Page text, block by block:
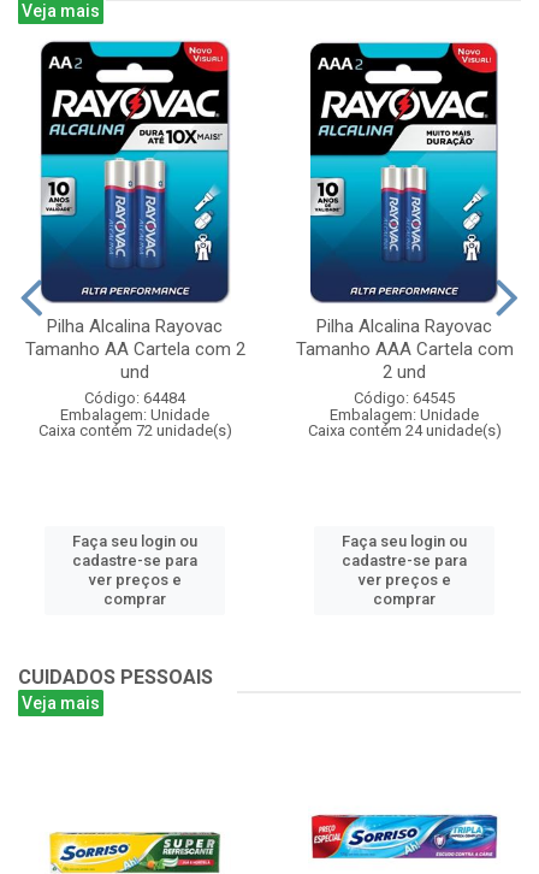
Veja mais
Pilha Alcalina Rayovac
Tamanho AA Cartela com 2
und
Código: 64484
Embalagem: Unidade
Caixa contém 72 unidade(s)
Faça seu login ou
cadastre-se para
ver preços e
comprar
Pilha Alcalina Rayovac
Tamanho AAA Cartela com
2 und
Código: 64545
Embalagem: Unidade
Caixa contém 24 unidade(s)
Faça seu login ou
cadastre-se para
ver preços e
comprar
CUIDADOS PESSOAIS
Veja mais